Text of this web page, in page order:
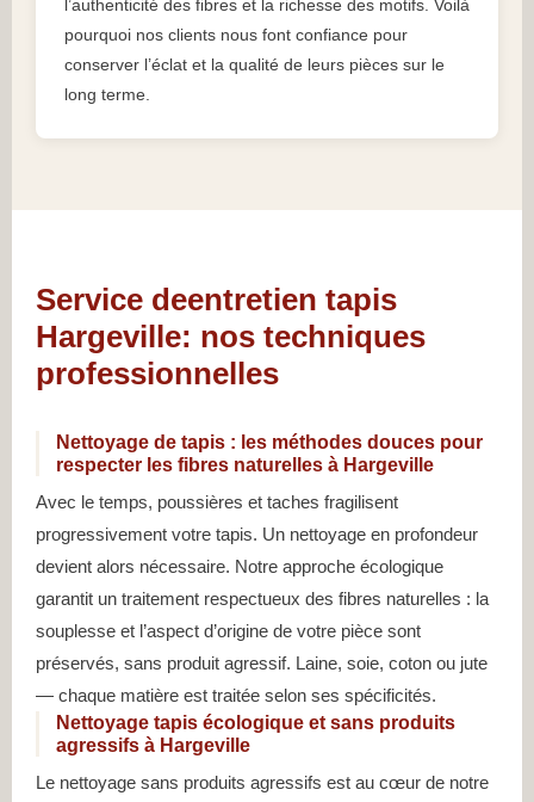
l’authenticité des fibres et la richesse des motifs. Voilà
pourquoi nos clients nous font confiance pour
conserver l’éclat et la qualité de leurs pièces sur le
long terme.
Service deentretien tapis
Hargeville: nos techniques
professionnelles
Nettoyage de tapis : les méthodes douces pour
respecter les fibres naturelles à Hargeville
Avec le temps, poussières et taches fragilisent
progressivement votre tapis. Un nettoyage en profondeur
devient alors nécessaire. Notre approche écologique
garantit un traitement respectueux des fibres naturelles : la
souplesse et l’aspect d’origine de votre pièce sont
préservés, sans produit agressif. Laine, soie, coton ou jute
— chaque matière est traitée selon ses spécificités.
Nettoyage tapis écologique et sans produits
agressifs à Hargeville
Le nettoyage sans produits agressifs est au cœur de notre